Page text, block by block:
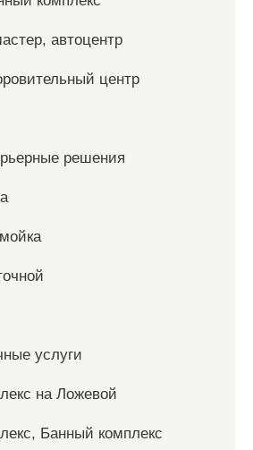
автоцентр
центр
решения
услуги
на Ложевой
Банный комплекс